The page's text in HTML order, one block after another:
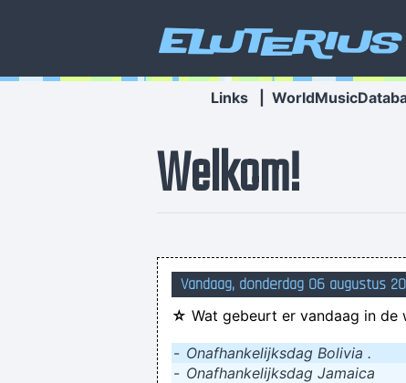
Eluterius
Links
Welkom!
Vandaag, donderdag 06 augustus
☆ Wat gebeurt er vandaag in de
- Onafhankelijksdag Bolivia .
- Onafhankelijksdag Jamaica